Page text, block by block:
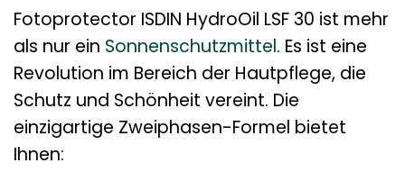
Fotoprotector ISDIN HydroOil LSF 30 ist mehr
als nur ein Sonnenschutzmittel. Es ist eine
Revolution im Bereich der Hautpflege, die
Schutz und Schönheit vereint. Die
einzigartige Zweiphasen-Formel bietet
Ihnen: